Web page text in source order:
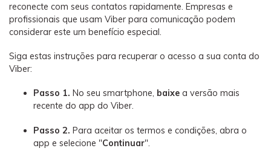
reconecte com seus contatos rapidamente. Empresas e
profissionais que usam Viber para comunicação podem
considerar este um benefício especial.
Siga estas instruções para recuperar o acesso a sua conta do
Viber:
Passo 1. No seu smartphone, baixe a versão mais
recente do app do Viber.
Passo 2. Para aceitar os termos e condições, abra o
app e selecione "Continuar".